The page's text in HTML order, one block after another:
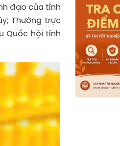
đạo của tỉnh
Thường trực
Quốc hội tỉnh